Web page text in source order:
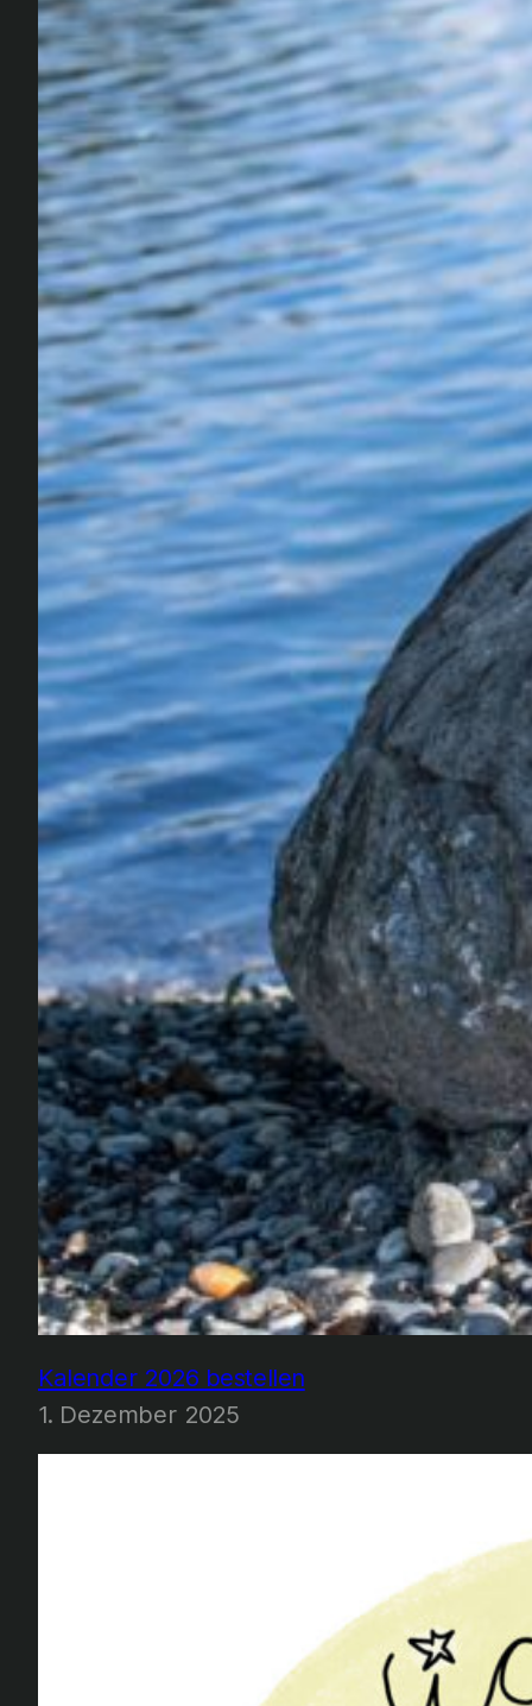
Kalender 2026 bestellen
1. Dezember 2025